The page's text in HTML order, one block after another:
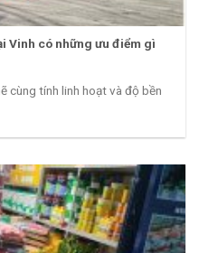
Vinh có những ưu điểm gì
cùng tính linh hoạt và độ bền